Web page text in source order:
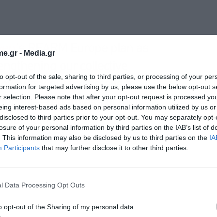
- Media.gr
opt-out of the sale, sharing to third parties, or processing of your
for targeted advertising by us, please use the below opt-out
selection. Please note that after your opt-out request is processed
interest-based ads based on personal information utilized by us
to third parties prior to your opt-out. You may separately
of your personal information by third parties on the IAB’s list of
This information may also be disclosed by us to third parties on the
Participants that may further disclose it to other third parties.
Data Processing Opt Outs
opt-out of the Sharing of my personal data.
’s REARM Europe plan as
our collective
work out the details to
of their
spending.
March 4, 2025